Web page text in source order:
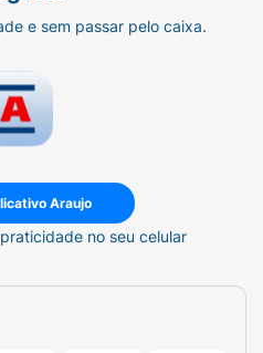
e sem passar pelo caixa.
Araujo
no seu celular